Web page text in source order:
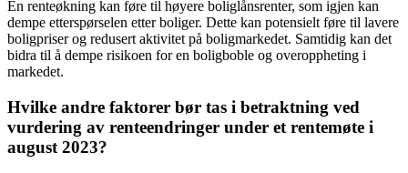
En renteøkning kan føre til høyere boliglånsrenter, som igjen kan
dempe etterspørselen etter boliger. Dette kan potensielt føre til lavere
boligpriser og redusert aktivitet på boligmarkedet. Samtidig kan det
bidra til å dempe risikoen for en boligboble og overoppheting i
markedet.
Hvilke andre faktorer bør tas i betraktning ved
vurdering av renteendringer under et rentemøte i
august 2023?